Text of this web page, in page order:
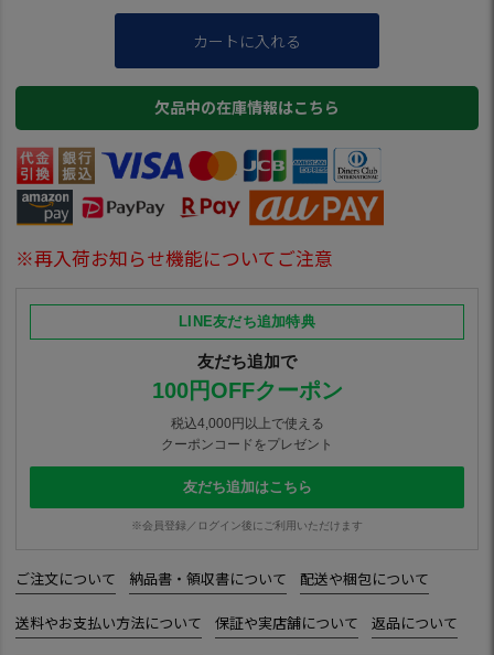
カートに入れる
欠品中の在庫情報はこちら
※再入荷お知らせ機能についてご注意
LINE友だち追加特典
友だち追加で
100円OFFクーポン
税込4,000円以上で使える
クーポンコードをプレゼント
友だち追加はこちら
※会員登録／ログイン後にご利用いただけます
ご注文について 納品書・領収書について 配送や梱包について
送料やお支払い方法について 保証や実店舗について 返品について